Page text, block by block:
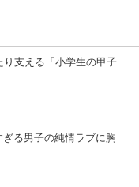
り支える「小学生の甲子
る男子の純情ラブに胸